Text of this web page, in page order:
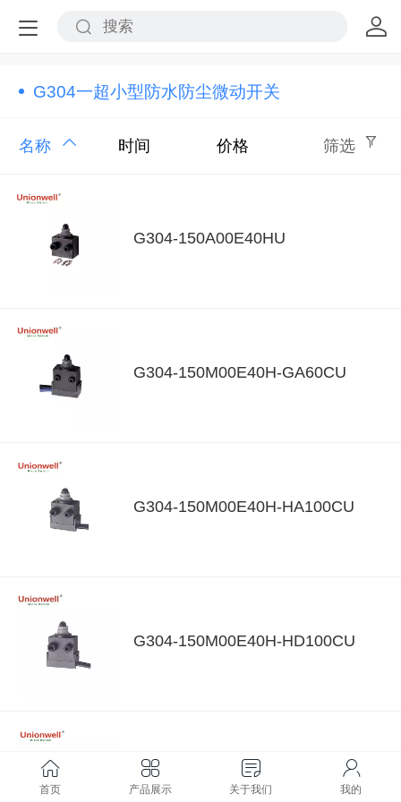
G304一超小型防水防尘微动开关
名称 时间 价格 筛选
G304-150A00E40HU
G304-150M00E40H-GA60CU
G304-150M00E40H-HA100CU
G304-150M00E40H-HD100CU
G304-150M00E40H—HD100BU
首页 产品展示 关于我们 我的